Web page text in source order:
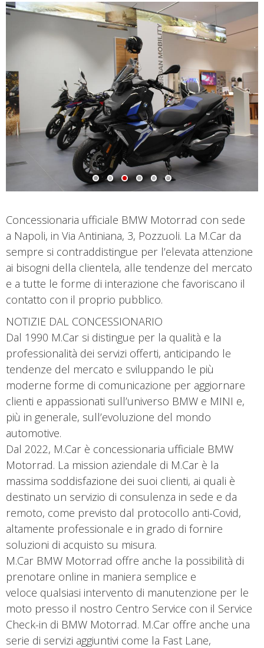
Concessionaria ufficiale BMW Motorrad con sede
a Napoli, in Via Antiniana, 3, Pozzuoli. La M.Car da
sempre si contraddistingue per l’elevata attenzione
ai bisogni della clientela, alle tendenze del mercato
e a tutte le forme di interazione che favoriscano il
contatto con il proprio pubblico.
NOTIZIE DAL CONCESSIONARIO
Dal 1990 M.Car si distingue per la qualità e la
professionalità dei servizi offerti, anticipando le
tendenze del mercato e sviluppando le più
moderne forme di comunicazione per aggiornare
clienti e appassionati sull’universo BMW e MINI e,
più in generale, sull’evoluzione del mondo
automotive.
Dal 2022, M.Car è concessionaria ufficiale BMW
Motorrad. La mission aziendale di M.Car è la
massima soddisfazione dei suoi clienti, ai quali è
destinato un servizio di consulenza in sede e da
remoto, come previsto dal protocollo anti-Covid,
altamente professionale e in grado di fornire
soluzioni di acquisto su misura.
M.Car BMW Motorrad offre anche la possibilità di
prenotare online in maniera semplice e
veloce qualsiasi intervento di manutenzione per le
moto presso il nostro Centro Service con il Service
Check-in di BMW Motorrad. M.Car offre anche una
serie di servizi aggiuntivi come la Fast Lane,